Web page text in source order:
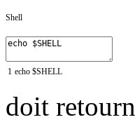
Shell
1 echo $SHELL
doit